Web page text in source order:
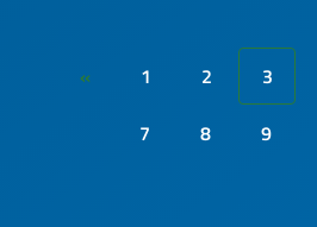
« 1 2 3
7
8 9